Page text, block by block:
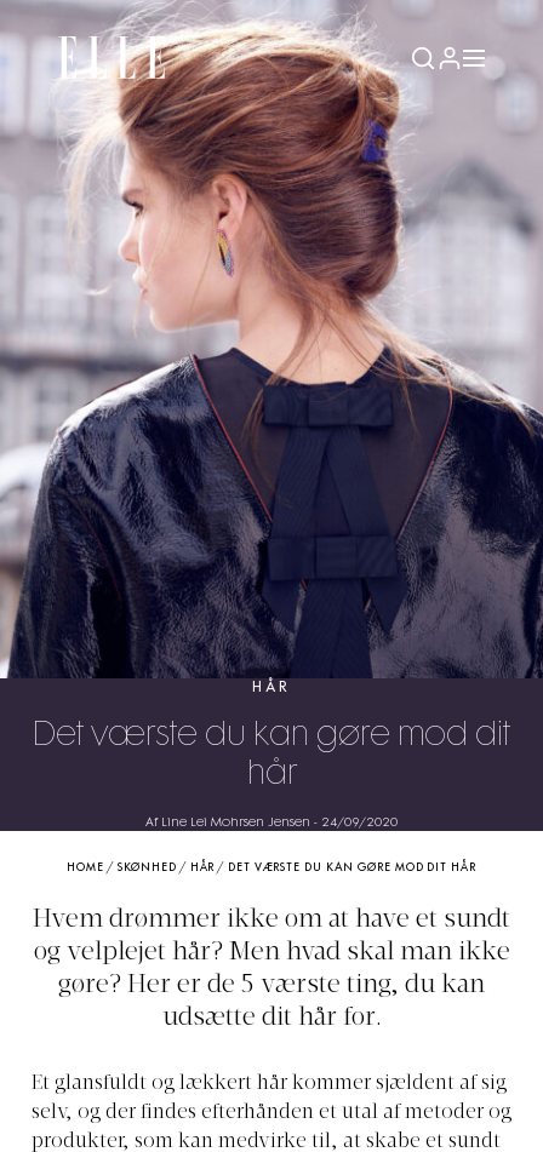
HÅR
Det værste du kan gøre mod dit
hår
Af Line Lei Mohrsen Jensen - 24/09/2020
HOME / SKØNHED / HÅR / DET VÆRSTE DU KAN GØRE MOD DIT HÅR
Hvem drømmer ikke om at have et sundt
og velplejet hår? Men hvad skal man ikke
gøre? Her er de 5 værste ting, du kan
udsætte dit hår for.
Et glansfuldt og lækkert hår kommer sjældent af sig
selv, og der findes efterhånden et utal af metoder og
produkter, som kan medvirke til, at skabe et sundt